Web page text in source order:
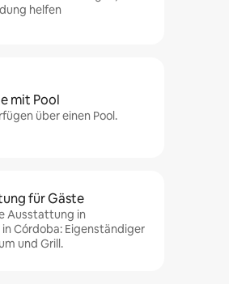
helfen
mit Pool
über einen Pool.
für Gäste
Ausstattung in
Córdoba: Eigenständiger
und Grill.